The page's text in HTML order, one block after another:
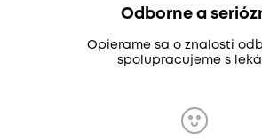
Odborne a
Opierame sa o znalosti
spolupracujeme s